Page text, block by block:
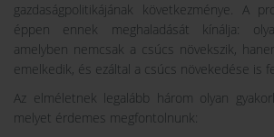
gazdaságpolitikájának következménye. A
éppen ennek meghaladását kínálja:
amelyben nemcsak a csúcs növekszik,
emelkedik, és ezáltal a csúcs növekedése is
Az elméletnek legalább három olyan
melyet érdemes megfontolnunk: